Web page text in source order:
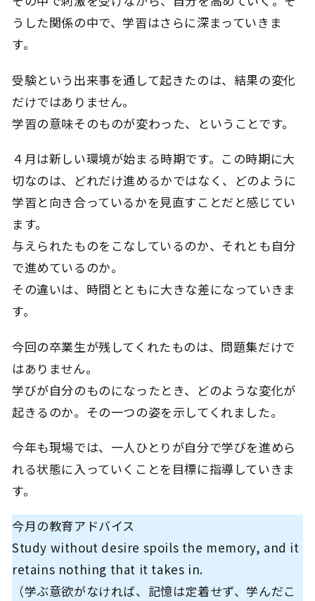
うした関係の中で、学習はさらに深まっていきま
す。
受験という出来事を通して起きたのは、結果の変化
だけではありません。
学習の意味そのものが変わった、ということです。
４月は新しい環境が始まる時期です。この時期に大
切なのは、どれだけ進めるかではなく、どのように
学習と向き合っているかを見直すことだと感じてい
ます。
与えられたものをこなしているのか、それとも自分
で進めているのか。
その違いは、時間とともに大きな差になっていきま
す。
今回の卒業生が残してくれたものは、問題集だけで
はありません。
学びが自分のものになったとき、どのような変化が
起きるのか。その一つの姿を示してくれました。
今年も現場では、一人ひとりが自分で学びを進めら
れる状態に入っていくことを目標に指導していきま
す。
今月の教育アドバイス
Study without desire spoils the memory, and it
retains nothing that it takes in.
（学ぶ意欲がなければ、記憶は定着せず、学んだこ